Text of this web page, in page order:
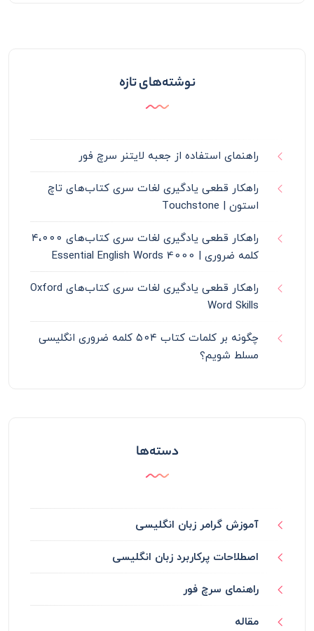
نوشته‌های تازه
راهنمای استفاده از جعبه لایتنر سرچ فور
راهکار قطعی یادگیری لغات سری کتاب‌های تاچ
استون | Touchstone
راهکار قطعی یادگیری لغات سری کتاب‌های ۴،۰۰۰
کلمه ضروری | 4000 Essential English Words
راهکار قطعی یادگیری لغات سری کتاب‌های Oxford
Word Skills
چگونه بر کلمات کتاب ۵۰۴ کلمه ضروری انگلیسی
مسلط شویم؟
دسته‌ها
آموزش گرامر زبان انگلیسی
اصطلاحات پرکاربرد زبان انگلیسی
راهنمای سرچ فور
مقاله